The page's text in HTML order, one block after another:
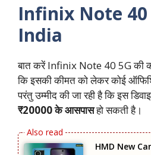
Infinix Note 40
India
बात करें Infinix Note 40 5G की
कि इसकी कीमत को लेकर कोई
परंतु उम्मीद की जा रही है कि इस
₹20000 के आसपासहो सकती है।
HMD New